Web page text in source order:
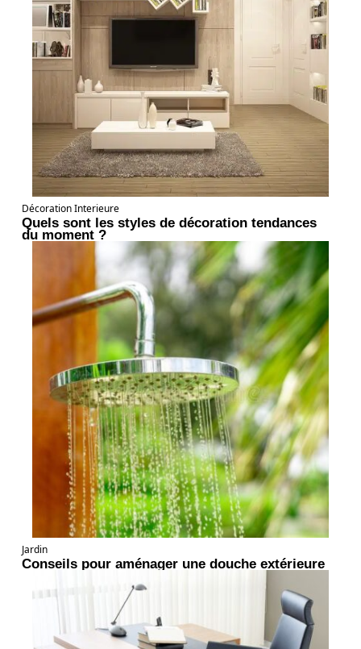
Décoration Interieure
Quels sont les styles de décoration tendances
du moment ?
Jardin
Conseils pour aménager une douche extérieure